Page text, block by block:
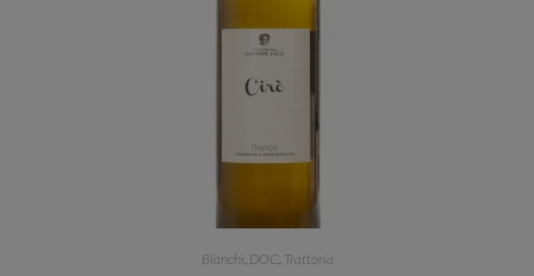
Bianchi, DOC, Trattoria